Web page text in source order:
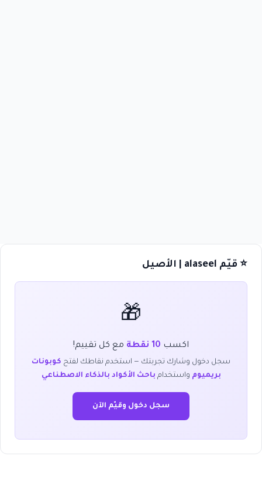
⭐ قيّم alaseel | الأصيل
🎁
اكسب 10 نقطة مع كل تقييم!
سجل دخول وشارك تجربتك — استخدم نقاطك لفتح كوبونات
بريميوم واستخدام باحث الأكواد بالذكاء الاصطناعي
سجل دخول وقيّم الآن